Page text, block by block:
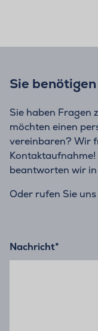
Sie
Sie haben Fragen
möchten einen
vereinbaren? Wir
beantworten wir
Oder rufen Sie uns
Nachricht*